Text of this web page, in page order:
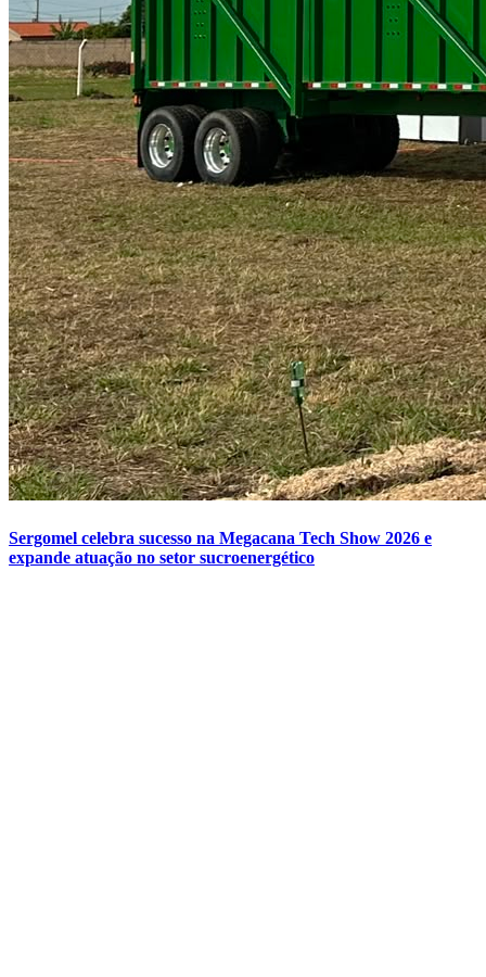
Sergomel celebra sucesso na Megacana Tech Show 2026 e
expande atuação no setor sucroenergético